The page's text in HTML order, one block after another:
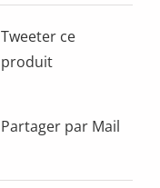
Tweeter ce
produit
Partager par Mail